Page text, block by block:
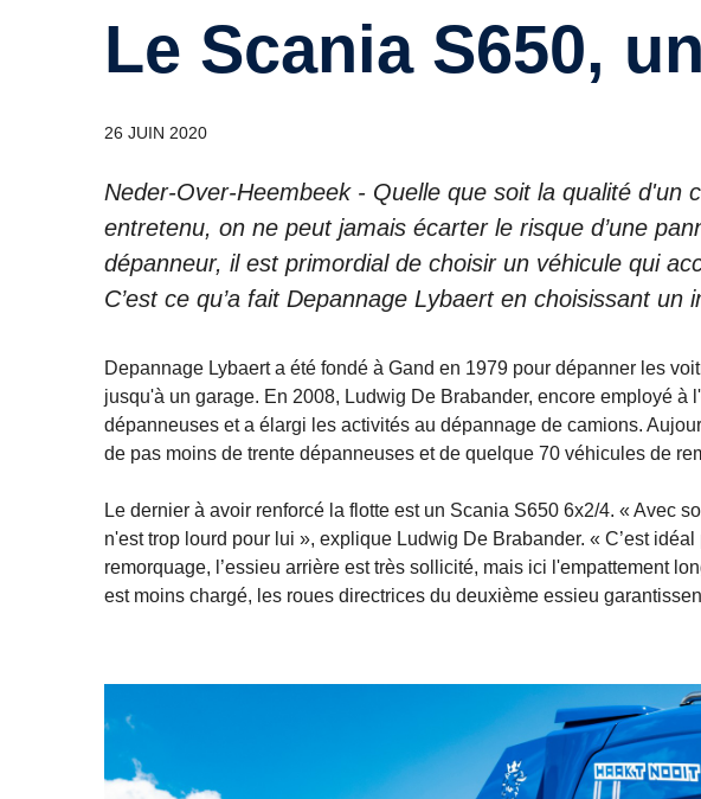
Le Scania S650,
26 JUIN 2020
Neder-Over-Heembeek - Quelle que soit la qualité d'un
entretenu, on ne peut jamais écarter le risque d’une
dépanneur, il est primordial de choisir un véhicule qui
C’est ce qu’a fait Depannage Lybaert en choisissant un
Depannage Lybaert a été fondé à Gand en 1979 pour dépanner les
jusqu'à un garage. En 2008, Ludwig De Brabander, encore employé à
dépanneuses et a élargi les activités au dépannage de camions.
de pas moins de trente dépanneuses et de quelque 70 véhicules de
Le dernier à avoir renforcé la flotte est un Scania S650 6x2/4. « Avec
n'est trop lourd pour lui », explique Ludwig De Brabander. « C’est
remorquage, l’essieu arrière est très sollicité, mais ici l'empattement
est moins chargé, les roues directrices du deuxième essieu